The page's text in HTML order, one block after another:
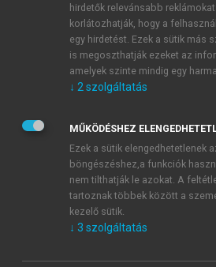
JELSZÓ ÚJRA
Kérek értesítést a MeRSZ
Kérek értesítést az Akadémiai Kiadó
Adatkezelési tájékoztatóban
veszem és elfogadom.
Általános vásárlási feltételeket,
mersz.huoldalak
tudomásul veszem és elfogadom.
KIPRÓBÁLOM
hirdetők relevánsabb
korlátozhatják, hogy a
egy hirdetést. Ezek a sütik más
is megoszthatják ezeket az
amelyek szinte mindig egy
↓ 2 szolgáltatás
MŰKÖDÉSHEZ
Ezek a sütik elengedhetetlenek
böngészéshez,a funkciók
nem tilthatják le azokat. A
tartoznak többek között a
kezelő sütik.
↓ 3 szolgáltatás